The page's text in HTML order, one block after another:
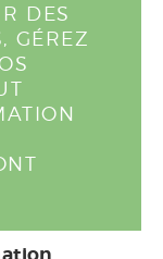
DES
GÉREZ